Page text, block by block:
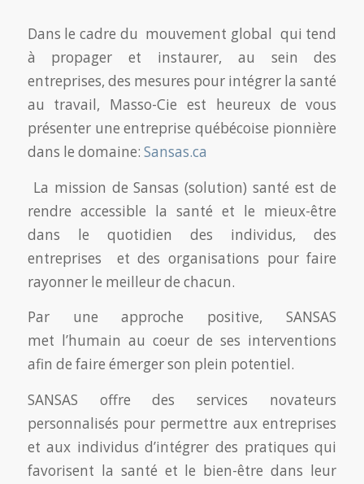
Dans le cadre du mouvement global qui tend
à propager et instaurer, au sein des
entreprises, des mesures pour intégrer la santé
au travail, Masso-Cie est heureux de vous
présenter une entreprise québécoise pionnière
dans le domaine: Sansas.ca
La mission de Sansas (solution) santé est de
rendre accessible la santé et le mieux-être
dans le quotidien des individus, des
entreprises et des organisations pour faire
rayonner le meilleur de chacun.
Par une approche positive, SANSAS
met l’humain au coeur de ses interventions
afin de faire émerger son plein potentiel.
SANSAS offre des services novateurs
personnalisés pour permettre aux entreprises
et aux individus d’intégrer des pratiques qui
favorisent la santé et le bien-être dans leur